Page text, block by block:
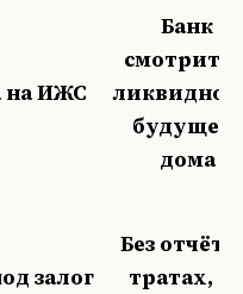
на ИЖС
Банк
смотрит
будущего
дома
залог
Без отчёта
тратах,